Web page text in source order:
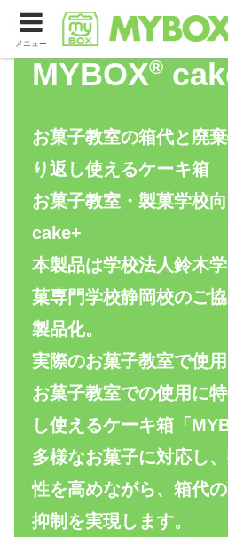
MYBOX®
お菓子教室の箱代と廃
り返し使えるケーキ箱
お菓子教室・製菓学校
cake+
本製品は学校法人鈴木
菓専門学校静岡校のご
製品化。
実際のお菓子教室で使用
お菓子教室での使用に
し使えるケーキ箱「
多様なお菓子に対応し
性を高めながら、箱代
抑制を実現します。
メニュー